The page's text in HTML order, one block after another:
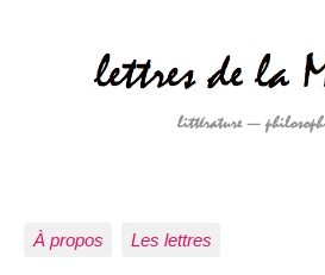
À propos Les lettres